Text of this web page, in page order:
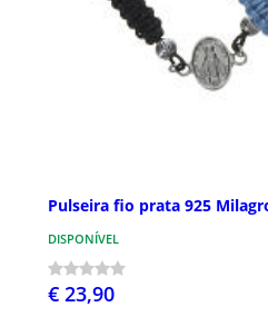
Pulseira fio prata 925
DISPONÍVEL
€ 23,90